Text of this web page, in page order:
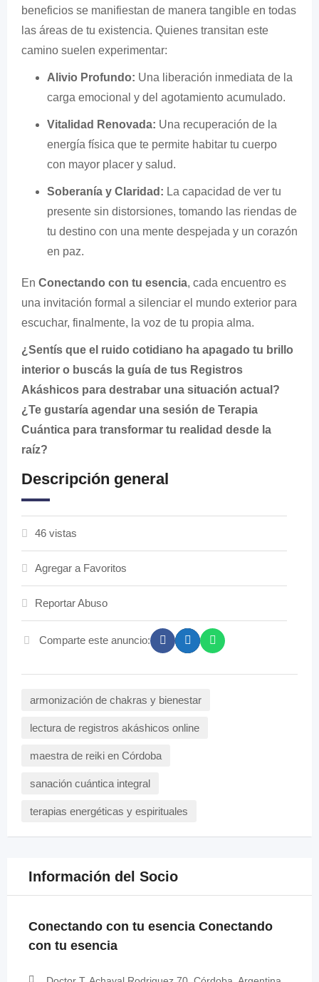
beneficios se manifiestan de manera tangible en todas
las áreas de tu existencia. Quienes transitan este
camino suelen experimentar:
Alivio Profundo: Una liberación inmediata de la
carga emocional y del agotamiento acumulado.
Vitalidad Renovada: Una recuperación de la
energía física que te permite habitar tu cuerpo
con mayor placer y salud.
Soberanía y Claridad: La capacidad de ver tu
presente sin distorsiones, tomando las riendas de
tu destino con una mente despejada y un corazón
en paz.
En Conectando con tu esencia, cada encuentro es
una invitación formal a silenciar el mundo exterior para
escuchar, finalmente, la voz de tu propia alma.
¿Sentís que el ruido cotidiano ha apagado tu brillo
interior o buscás la guía de tus Registros
Akáshicos para destrabar una situación actual?
¿Te gustaría agendar una sesión de Terapia
Cuántica para transformar tu realidad desde la
raíz?
Descripción general
46 vistas
Agregar a Favoritos
Reportar Abuso
Comparte este anuncio:
armonización de chakras y bienestar
lectura de registros akáshicos online
maestra de reiki en Córdoba
sanación cuántica integral
terapias energéticas y espirituales
Información del Socio
Conectando con tu esencia Conectando
con tu esencia